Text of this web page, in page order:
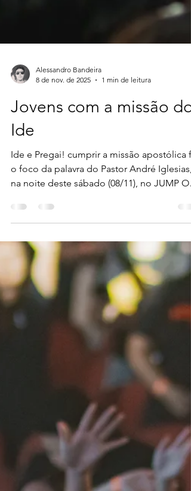
Jovens com a missão do
Ide
Ide e Pregai! cumprir a missão apostólica
o foco da palavra do Pastor André Iglesias,
Ele abordou o tema "Geração Apostólica, a
Geração do Envio". "Quando o altar é
restaurado, o céu invade a Terra; O que é o
apostólico? toda igreja por princípio
é apostólica; Ide e fazei discípulo de todas
as nações! a sua casa é sua nação". Ele
tratou sobre trazer a cultura do céu para
todas as esferas da sociedade. "Trazer a